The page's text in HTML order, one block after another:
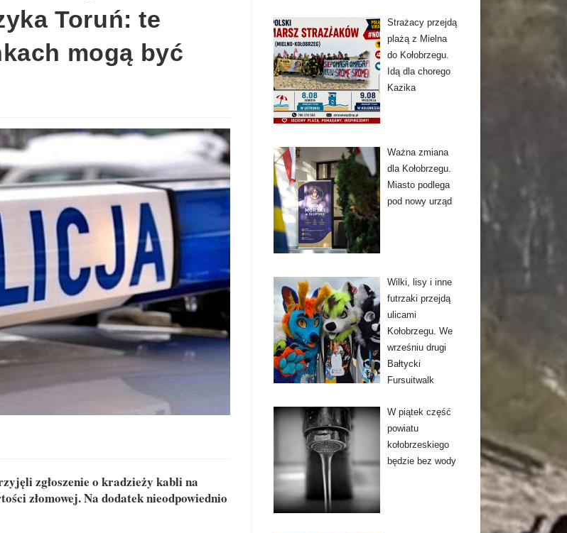
Toruń: te
mogą być
zgłoszenie o kradzieży kabli na
złomowej. Na dodatek nieodpowiednio
Strażacy przejdą
plażą z Mielna
do Kołobrzegu.
Idą dla chorego
Kazika
Ważna zmiana
dla Kołobrzegu.
Miasto podlega
pod nowy urząd
Wilki, lisy i inne
futrzaki przejdą
ulicami
Kołobrzegu. We
wrześniu drugi
Bałtycki
Fursuitwalk
W piątek część
powiatu
kołobrzeskiego
będzie bez wody